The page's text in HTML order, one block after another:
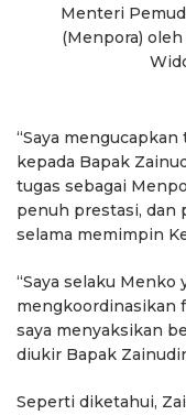
Menteri
(Menpora)
“Saya
kepada Bapak
tugas sebagai
penuh prestasi, dan
selama memimpin
“Saya selaku Menko
mengkoordinasikan
saya menyaksikan
diukir Bapak
Seperti diketahui,